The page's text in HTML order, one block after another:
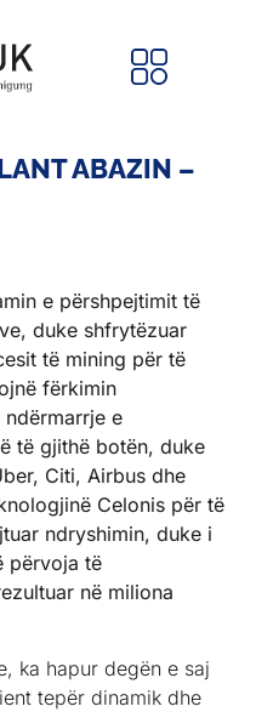
ABAZIN –
e përshpejtimit të
duke shfrytëzuar
të mining për të
fërkimin
e
të gjithë botën, duke
Citi, Airbus dhe
Celonis për të
ndryshimin, duke i
përvoja të
në miliona
ka hapur degën e saj
tepër dinamik dhe